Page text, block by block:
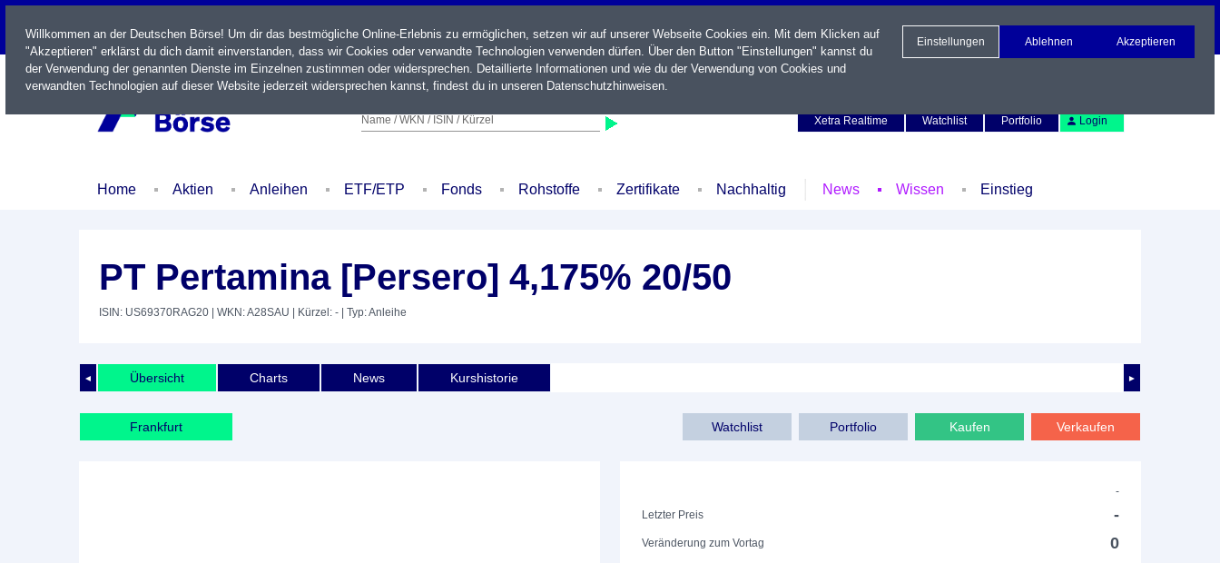
LIVE
Name / WKN / ISIN / Kürzel
Xetra Realtime
Watchlist Portfolio Login
Home Aktien Anleihen ETF/ETP Fonds Rohstoffe Zertifikate Nachhaltig News Wissen Einstieg
PT Pertamina [Persero] 4,175% 20/50
ISIN: US69370RAG20 | WKN: A28SAU | Kürzel: - | Typ: Anleihe
◄ ►
Übersicht Charts News Kurshistorie
Frankfurt Verkaufen
Kaufen
Portfolio
Watchlist
-
Letzter Preis
-
Veränderung zum Vortag 0
Willkommen an der Deutschen Börse! Um dir das bestmögliche Online-Erlebnis zu ermöglichen, setzen wir auf unserer Webseite Cookies ein. Mit dem Klicken auf
"Akzeptieren" erklärst du dich damit einverstanden, dass wir Cookies oder verwandte Technologien verwenden dürfen. Über den Button "Einstellungen" kannst du
der Verwendung der genannten Dienste im Einzelnen zustimmen oder widersprechen. Detaillierte Informationen und wie du der Verwendung von Cookies und
verwandten Technologien auf dieser Website jederzeit widersprechen kannst, findest du in unseren Datenschutzhinweisen.
Einstellungen Ablehnen Akzeptieren